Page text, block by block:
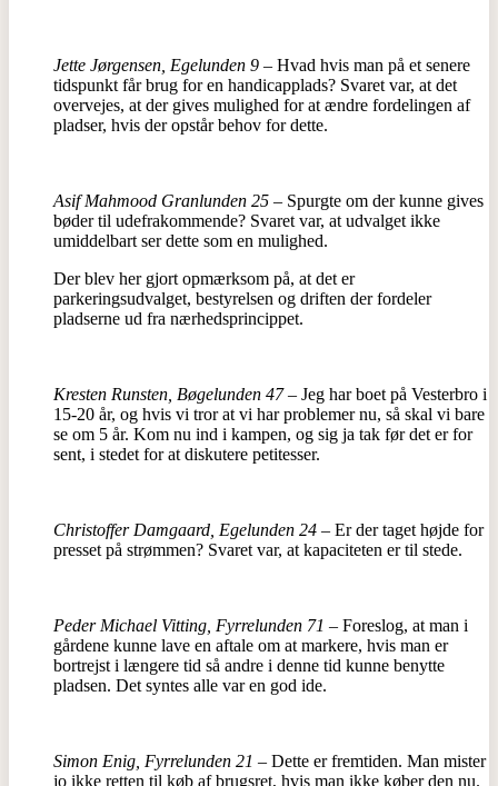
Jette Jørgensen, Egelunden 9 – Hvad hvis man på et senere
tidspunkt får brug for en handicapplads? Svaret var, at det
overvejes, at der gives mulighed for at ændre fordelingen af
pladser, hvis der opstår behov for dette.
Asif Mahmood Granlunden 25 – Spurgte om der kunne gives
bøder til udefrakommende? Svaret var, at udvalget ikke
umiddelbart ser dette som en mulighed.
Der blev her gjort opmærksom på, at det er
parkeringsudvalget, bestyrelsen og driften der fordeler
pladserne ud fra nærhedsprincippet.
Kresten Runsten, Bøgelunden 47– Jeg har boet på Vesterbro i
15-20 år, og hvis vi tror at vi har problemer nu, så skal vi bare
se om 5 år. Kom nu ind i kampen, og sig ja tak før det er for
sent, i stedet for at diskutere petitesser.
Christoffer Damgaard, Egelunden 24 – Er der taget højde for
presset på strømmen? Svaret var, at kapaciteten er til stede.
Peder Michael Vitting, Fyrrelunden 71 – Foreslog, at man i
gårdene kunne lave en aftale om at markere, hvis man er
bortrejst i længere tid så andre i denne tid kunne benytte
pladsen. Det syntes alle var en god ide.
Simon Enig, Fyrrelunden 21 – Dette er fremtiden. Man mister
jo ikke retten til køb af brugsret, hvis man ikke køber den nu.